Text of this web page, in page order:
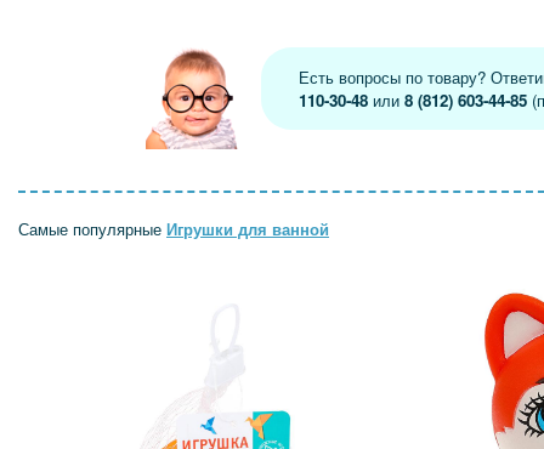
Есть вопросы по товару?
110-30-48 или8 (812) 603-44-85
Самые популярные Игрушки для ванной